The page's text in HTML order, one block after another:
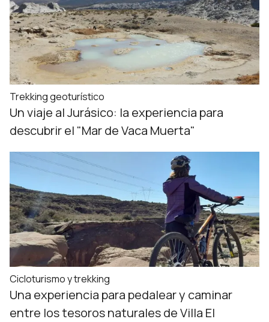
Trekking geoturístico
Un viaje al Jurásico: la experiencia para
descubrir el "Mar de Vaca Muerta"
Cicloturismo y trekking
Una experiencia para pedalear y caminar
entre los tesoros naturales de Villa El